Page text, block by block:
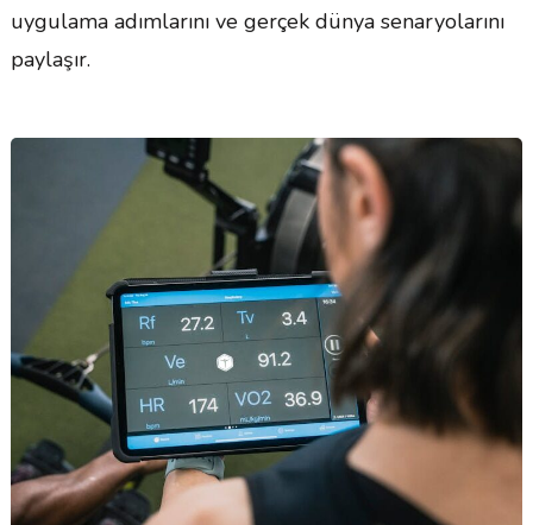
uygulama adımlarını ve gerçek dünya senaryolarını
paylaşır.